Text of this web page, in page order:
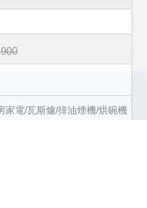
家電/瓦斯爐/排油煙機/烘碗機